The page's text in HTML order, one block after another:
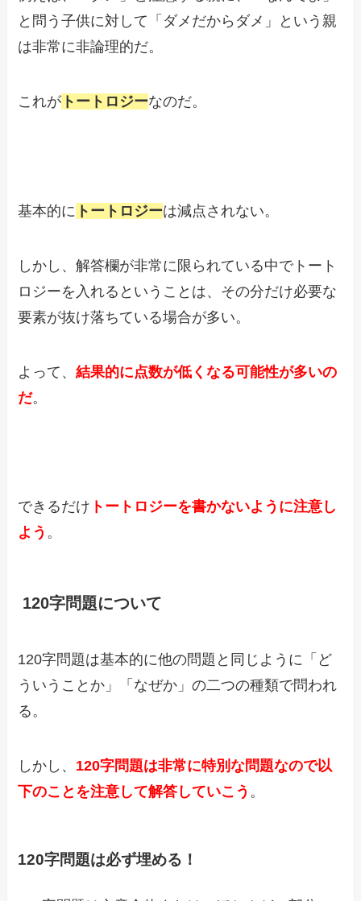
と問う子供に対して「ダメだからダメ」という親
は非常に非論理的だ。
これが トートロジーなのだ。
基本的に トートロジーは減点されない。
しかし、解答欄が非常に限られている中でトート
ロジーを入れるということは、その分だけ必要な
要素が抜け落ちている場合が多い。
よって、結果的に点数が低くなる可能性が多いの
だ。
できるだけ トートロジーを書かないように注意し
よう 。
120字問題について
120字問題は基本的に他の問題と同じように「ど
ういうことか」「なぜか」の二つの種類で問われ
る。
しかし、 120字問題は非常に特別な問題なので以
下のことを注意して解答していこう 。
120字問題は必ず埋める！